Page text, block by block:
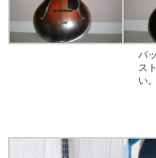
バ
ス
い。